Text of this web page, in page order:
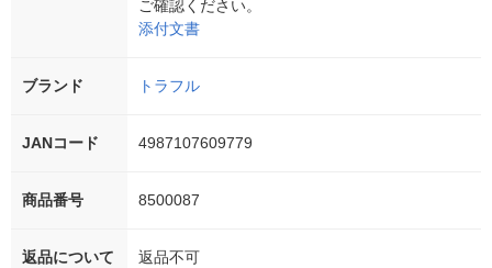
ご確認ください。
添付文書
ブランド トラフル
JANコード 4987107609779
商品番号 8500087
返品について
返品不可